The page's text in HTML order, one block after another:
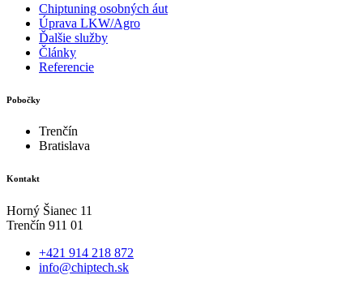
Chiptuning osobných áut
Úprava LKW/Agro
Ďalšie služby
Články
Referencie
Pobočky
Trenčín
Bratislava
Kontakt
Horný Šianec 11
Trenčín 911 01
+421 914 218 872
info@chiptech.sk